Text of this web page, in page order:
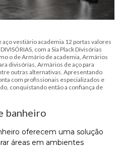
vestiário academia 12 portas valores
com a Sia Plack Divisórias
o de Armário de academia, Armários
divisórias, Armários de aço para
outras alternativas. Apresentando
com profissionais especializados e
conquistando então a confiança de
banheiro
oferecem uma solução
áreas em ambientes